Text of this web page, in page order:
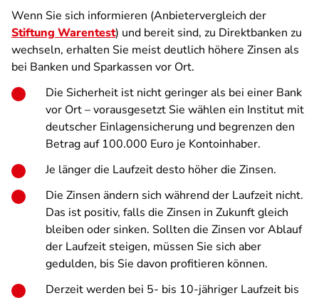
Wenn Sie sich informieren (Anbietervergleich der
Stiftung Warentest) und bereit sind, zu Direktbanken zu
wechseln, erhalten Sie meist deutlich höhere Zinsen als
bei Banken und Sparkassen vor Ort.
Die Sicherheit ist nicht geringer als bei einer Bank
vor Ort – vorausgesetzt Sie wählen ein Institut mit
deutscher Einlagensicherung und begrenzen den
Betrag auf 100.000 Euro je Kontoinhaber.
Je länger die Laufzeit desto höher die Zinsen.
Die Zinsen ändern sich während der Laufzeit nicht.
Das ist positiv, falls die Zinsen in Zukunft gleich
bleiben oder sinken. Sollten die Zinsen vor Ablauf
der Laufzeit steigen, müssen Sie sich aber
gedulden, bis Sie davon profitieren können.
Derzeit werden bei 5- bis 10-jähriger Laufzeit bis